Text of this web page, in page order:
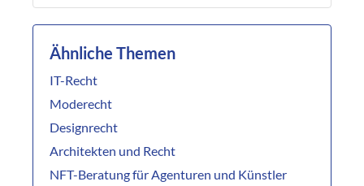
Ähnliche Themen
IT-Recht
Moderecht
Designrecht
Architekten und Recht
NFT-Beratung für Agenturen und Künstler